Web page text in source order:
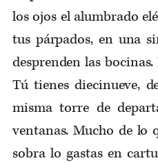
los ojos el alumbrado
tus párpados, en una
desprenden las
Tú tienes diecinueve,
misma torre de
ventanas. Mucho de lo
sobra lo gastas en